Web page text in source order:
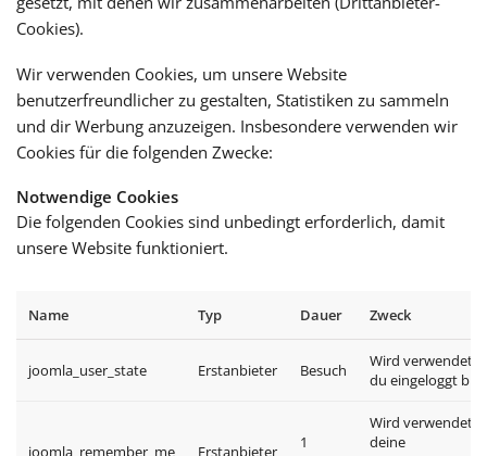
Cookies).
Wir verwenden Cookies, um unsere Website
benutzerfreundlicher zu gestalten, Statistiken zu sammeln
und dir Werbung anzuzeigen. Insbesondere verwenden wir
Cookies für die folgenden Zwecke:
Notwendige Cookies
Die folgenden Cookies sind unbedingt erforderlich, damit
unsere Website funktioniert.
Name Typ Dauer Zweck
joomla_user_state Erstanbieter Besuch
Wird verwendet,
du eingeloggt
joomla_remember_me Erstanbieter
1
Wird verwendet,
deine